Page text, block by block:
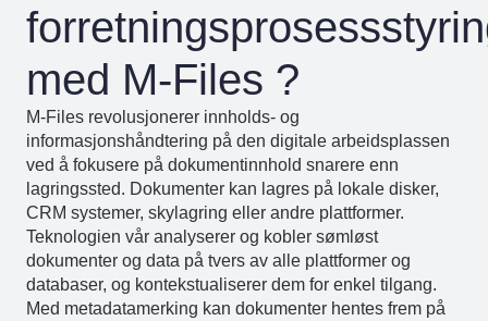
med M-Files ?
M-Files revolusjonerer innholds- og
informasjonshåndtering på den digitale arbeidsplassen
ved å fokusere på dokumentinnhold snarere enn
lagringssted. Dokumenter kan lagres på lokale disker,
CRM systemer, skylagring eller andre plattformer.
Teknologien vår analyserer og kobler sømløst
dokumenter og data på tvers av alle plattformer og
databaser, og kontekstualiserer dem for enkel tilgang.
Med metadatamerking kan dokumenter hentes frem på